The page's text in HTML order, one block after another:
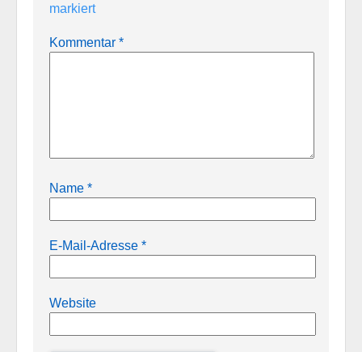
markiert
Kommentar *
Name *
E-Mail-Adresse *
Website